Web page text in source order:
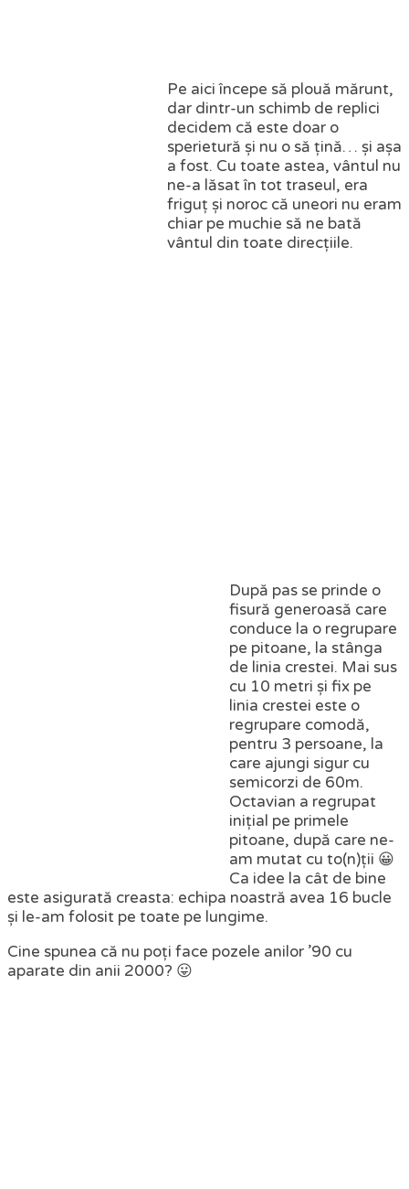
Pe aici începe să plouă mărunt,
dar dintr-un schimb de replici
decidem că este doar o
sperietură și nu o să țină… și așa
a fost. Cu toate astea, vântul nu
ne-a lăsat în tot traseul, era
friguț și noroc că uneori nu eram
chiar pe muchie să ne bată
vântul din toate direcțiile.
După pas se prinde o
fisură generoasă care
conduce la o regrupare
pe pitoane, la stânga
de linia crestei. Mai sus
cu 10 metri și fix pe
linia crestei este o
regrupare comodă,
pentru 3 persoane, la
care ajungi sigur cu
semicorzi de 60m.
Octavian a regrupat
inițial pe primele
pitoane, după care ne-
am mutat cu to(n)ții 😀
Ca idee la cât de bine
este asigurată creasta: echipa noastră avea 16 bucle
și le-am folosit pe toate pe lungime.
Cine spunea că nu poți face pozele anilor ’90 cu
aparate din anii 2000? 😛